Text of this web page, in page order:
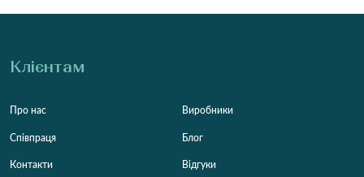
Клієнтам
Про нас
Співпраця
Контакти
Виробники
Блог
Відгуки